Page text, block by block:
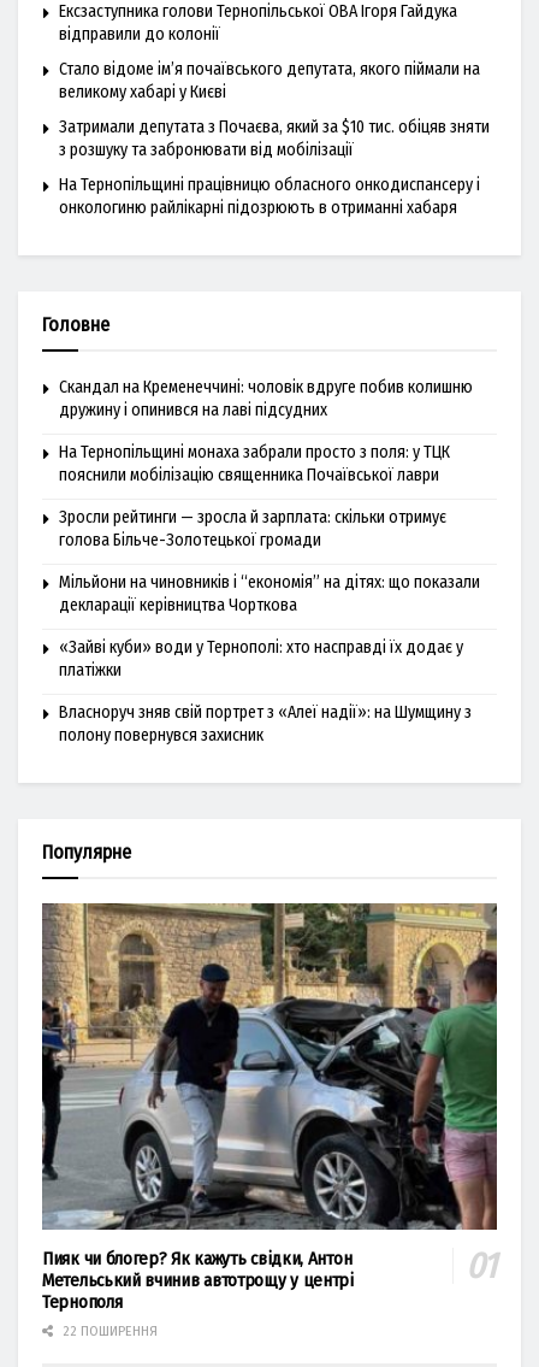
Ексзаступника голови Тернопільської ОВА Ігоря Гайдука
відправили до колонії
Стало відоме ім’я почаївського депутата, якого піймали на
великому хабарі у Києві
Затримали депутата з Почаєва, який за $10 тис. обіцяв зняти
з розшуку та забронювати від мобілізації
На Тернопільщині працівницю обласного онкодиспансеру і
онкологиню райлікарні підозрюють в отриманні хабаря
Головне
Скандал на Кременеччині: чоловік вдруге побив колишню
дружину і опинився на лаві підсудних
На Тернопільщині монаха забрали просто з поля: у ТЦК
пояснили мобілізацію священника Почаївської лаври
Зросли рейтинги — зросла й зарплата: скільки отримує
голова Більче-Золотецької громади
Мільйони на чиновників і “економія” на дітях: що показали
декларації керівництва Чорткова
«Зайві куби» води у Тернополі: хто насправді їх додає у
платіжки
Власноруч зняв свій портрет з «Алеї надії»: на Шумщину з
полону повернувся захисник
Популярне
Пияк чи блогер? Як кажуть свідки, Антон
Метельський вчинив автотрощу у центрі
Тернополя
22 ПОШИРЕННЯ